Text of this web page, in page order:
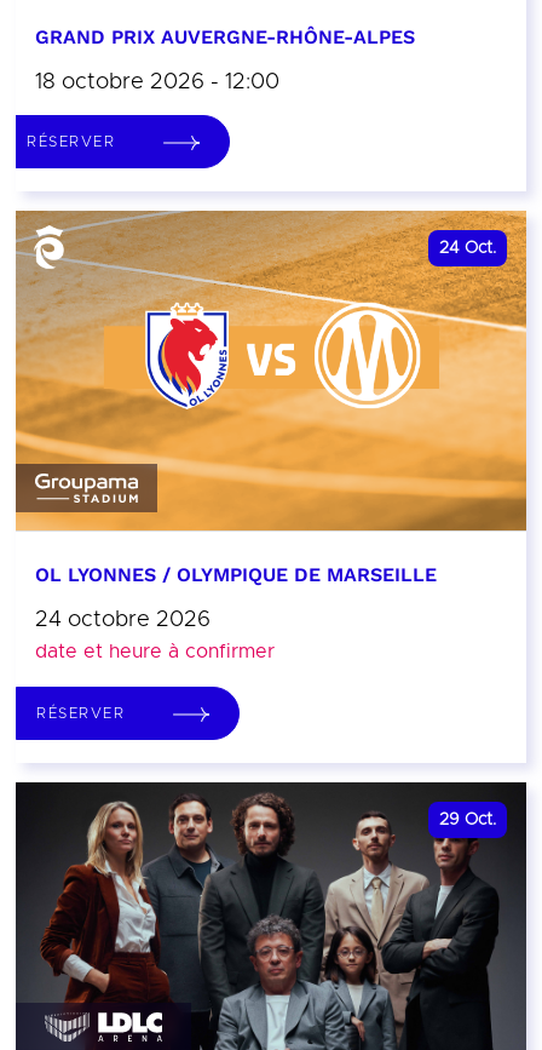
GRAND PRIX AUVERGNE-RHÔNE-ALPES
18 octobre 2026 - 12:00
RÉSERVER
24 Oct.
OL LYONNES / OLYMPIQUE DE MARSEILLE
24 octobre 2026
date et heure à confirmer
RÉSERVER
29 Oct.